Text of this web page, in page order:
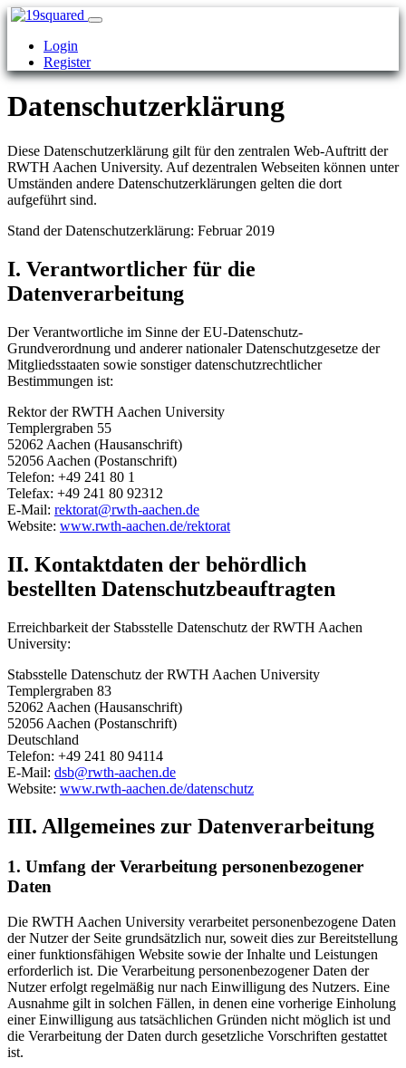
Login
Register
Datenschutzerklärung
Diese Datenschutzerklärung gilt für den zentralen Web-Auftritt der
RWTH Aachen University. Auf dezentralen Webseiten können unter
Umständen andere Datenschutzerklärungen gelten die dort
aufgeführt sind.
Stand der Datenschutzerklärung: Februar 2019
I. Verantwortlicher für die
Datenverarbeitung
Der Verantwortliche im Sinne der EU-Datenschutz-
Grundverordnung und anderer nationaler Datenschutzgesetze der
Mitgliedsstaaten sowie sonstiger datenschutzrechtlicher
Bestimmungen ist:
Rektor der RWTH Aachen University
Templergraben 55
52062 Aachen (Hausanschrift)
52056 Aachen (Postanschrift)
Telefon: +49 241 80 1
Telefax: +49 241 80 92312
E-Mail: rektorat@rwth-aachen.de
Website: www.rwth-aachen.de/rektorat
II. Kontaktdaten der behördlich
bestellten Datenschutzbeauftragten
Erreichbarkeit der Stabsstelle Datenschutz der RWTH Aachen
University:
Stabsstelle Datenschutz der RWTH Aachen University
Templergraben 83
52062 Aachen (Hausanschrift)
52056 Aachen (Postanschrift)
Deutschland
Telefon: +49 241 80 94114
E-Mail: dsb@rwth-aachen.de
Website: www.rwth-aachen.de/datenschutz
III. Allgemeines zur Datenverarbeitung
1. Umfang der Verarbeitung personenbezogener
Daten
Die RWTH Aachen University verarbeitet personenbezogene Daten
der Nutzer der Seite grundsätzlich nur, soweit dies zur Bereitstellung
einer funktionsfähigen Website sowie der Inhalte und Leistungen
erforderlich ist. Die Verarbeitung personenbezogener Daten der
Nutzer erfolgt regelmäßig nur nach Einwilligung des Nutzers. Eine
Ausnahme gilt in solchen Fällen, in denen eine vorherige Einholung
einer Einwilligung aus tatsächlichen Gründen nicht möglich ist und
die Verarbeitung der Daten durch gesetzliche Vorschriften gestattet
ist.